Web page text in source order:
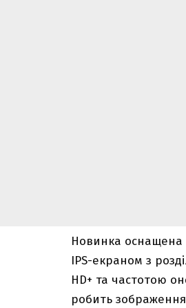
Новинка
IPS-екраном з
HD+ та частотою
робить